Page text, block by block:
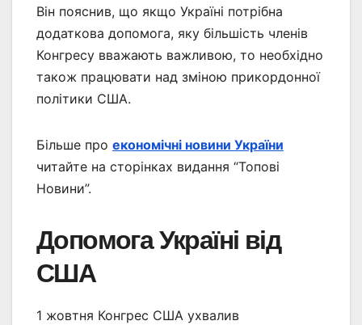
Він пояснив, що якщо Україні потрібна
додаткова допомога, яку більшість членів
Конгресу вважають важливою, то необхідно
також працювати над зміною прикордонної
політики США.
Більше про економічні новини України
читайте на сторінках видання “Топові
Новини”.
Допомога Україні від
США
1 жовтня Конгрес США ухвалив